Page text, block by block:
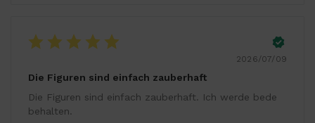
2026/07/09
Die Figuren sind einfach zauberhaft
Die Figuren sind einfach zauberhaft. Ich werde bede
behalten.